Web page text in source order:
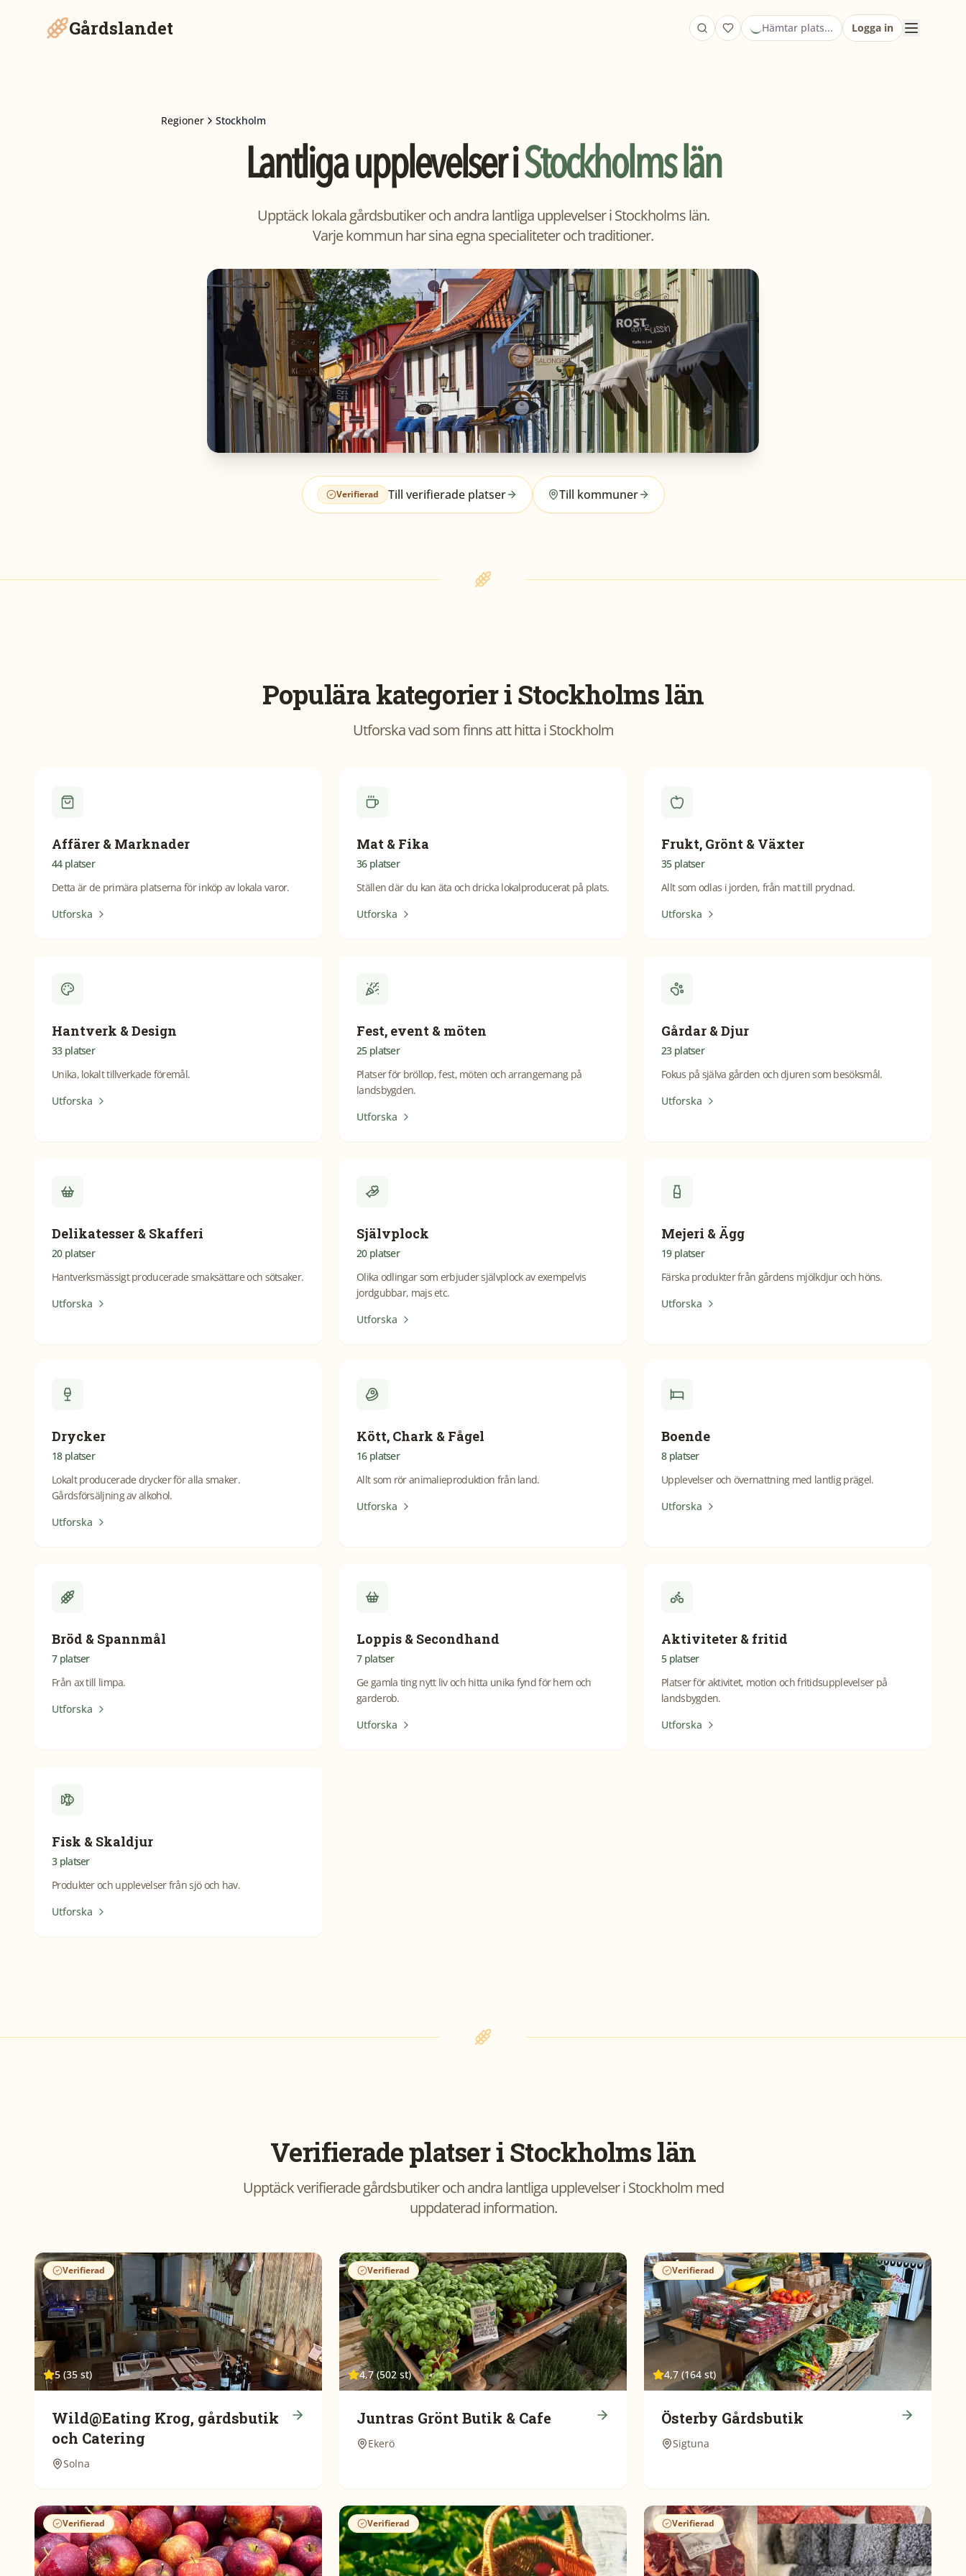
Gårdslandet Hämtar plats... Logga in
Regioner Stockholm
Lantliga upplevelser iStockholms län
Upptäck lokala gårdsbutiker och andra lantliga upplevelser i Stockholms län.
Varje kommun har sina egna specialiteter och traditioner.
Verifierad Till verifierade platser Till kommuner
Populära kategorier iStockholms län
Utforska vad som finns att hitta iStockholm
Affärer & Marknader
44 platser
Detta är de primära platserna för inköp av lokala varor.
Utforska
Mat & Fika
36 platser
Ställen där du kan äta och dricka lokalproducerat på plats.
Utforska
Frukt, Grönt & Växter
35 platser
Allt som odlas i jorden, från mat till prydnad.
Utforska
Hantverk & Design
33 platser
Unika, lokalt tillverkade föremål.
Utforska
Fest, event & möten
25 platser
Platser för bröllop, fest, möten och arrangemang på
landsbygden.
Utforska
Gårdar & Djur
23 platser
Fokus på själva gården och djuren som besöksmål.
Utforska
Delikatesser & Skafferi
20 platser
Hantverksmässigt producerade smaksättare och sötsaker.
Utforska
Självplock
20 platser
Olika odlingar som erbjuder självplock av exempelvis
jordgubbar, majs etc.
Utforska
Mejeri & Ägg
19 platser
Färska produkter från gårdens mjölkdjur och höns.
Utforska
Drycker
18 platser
Lokalt producerade drycker för alla smaker.
Gårdsförsäljning av alkohol.
Utforska
Kött, Chark & Fågel
16 platser
Allt som rör animalieproduktion från land.
Utforska
Boende
8 platser
Upplevelser och övernattning med lantlig prägel.
Utforska
Bröd & Spannmål
7 platser
Från ax till limpa.
Utforska
Loppis & Secondhand
7 platser
Ge gamla ting nytt liv och hitta unika fynd för hem och
garderob.
Utforska
Aktiviteter & fritid
5 platser
Platser för aktivitet, motion och fritidsupplevelser på
landsbygden.
Utforska
Fisk & Skaldjur
3 platser
Produkter och upplevelser från sjö och hav.
Utforska
Verifierade platser iStockholms län
Upptäck verifierade gårdsbutiker och andra lantliga upplevelser iStockholm med
uppdaterad information.
Verifierad
5 (35 st)
Wild@Eating Krog, gårdsbutik
och Catering
Solna
Verifierad
4,7 (502 st)
Juntras Grönt Butik & Cafe
Ekerö
Verifierad
4,7 (164 st)
Österby Gårdsbutik
Sigtuna
Verifierad Verifierad Verifierad